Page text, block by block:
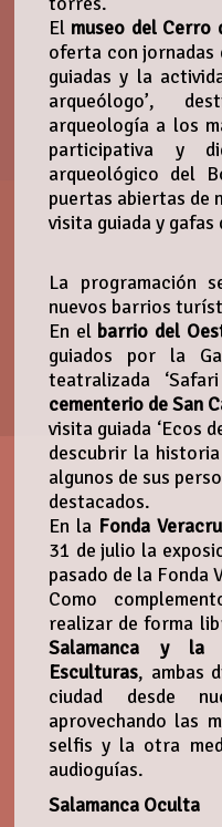
El museo del Cerro
oferta con jornadas
guiadas y la
arqueólogo’,
arqueología a los
participativa y
arqueológico del
puertas abiertas de
visita guiada y
La programación
nuevos barrios
En el barrio del
guiados por la
teatralizada
cementerio de San
visita guiada ‘Ecos
descubrir la
algunos de sus
destacados.
En la Fonda
31 de julio la
pasado de la Fonda
Como
realizar de forma
Salamanca y la
Esculturas, ambas
ciudad desde
aprovechando las
selfis y la otra
audioguías.
Salamanca Oculta